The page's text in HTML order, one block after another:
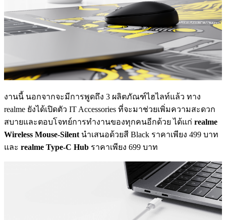
งานนี้ นอกจากจะมีการพูดถึง 3 ผลิตภัณฑ์ไฮไลท์แล้ว ทาง
realme ยังได้เปิดตัว IT Accessories ที่จะมาช่วยเพิ่มความสะดวก
สบายและตอบโจทย์การทำงานของทุกคนอีกด้วย ได้แก่ realme
Wireless Mouse-Silent นำเสนอด้วยสี Black ราคาเพียง 499 บาท
และ realme Type-C Hub ราคาเพียง 699 บาท